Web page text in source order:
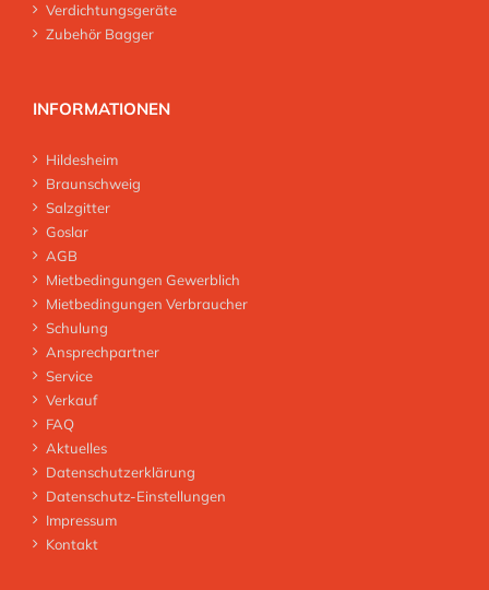
Verdichtungsgeräte
Zubehör Bagger
INFORMATIONEN
Hildesheim
Braunschweig
Salzgitter
Goslar
AGB
Mietbedingungen Gewerblich
Mietbedingungen Verbraucher
Schulung
Ansprechpartner
Service
Verkauf
FAQ
Aktuelles
Datenschutzerklärung
Datenschutz-Einstellungen
Impressum
Kontakt